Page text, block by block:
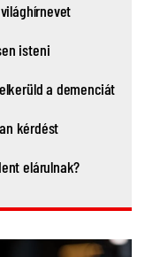
isteni
a demenciát
kérdést
elárulnak?